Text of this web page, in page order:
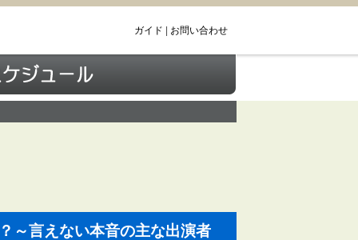
ガイド お問い合わせ
～言えない本音の主な出演者